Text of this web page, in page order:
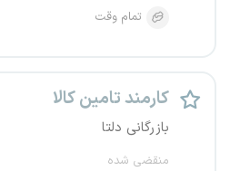
تمام وقت
کارمند تامین کالا
بازرگانی دلتا
منقضی شده